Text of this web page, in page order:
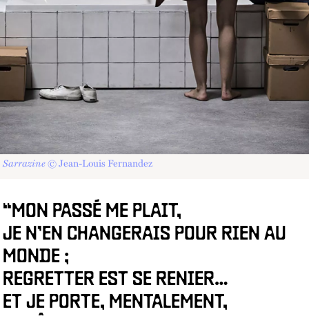
Sarrazine© Jean-Louis Fernandez
“MON PASSÉ ME PLAIT,
JE N’EN CHANGERAIS POUR RIEN AU
MONDE ;
REGRETTER EST SE RENIER…
ET JE PORTE, MENTALEMENT,